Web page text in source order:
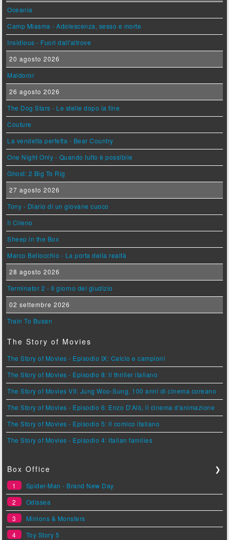
Oceania
Camp Miasma - Adolescenza, sesso e morte
Insidious - Fuori dall'altrove
20 agosto 2026
Maldoror
26 agosto 2026
The Dog Stars - Le stelle dopo la fine
Couture
La vendetta perfetta - Bear Country
One Night Only - Quando tutto è possibile
Ghost: 2 Big To Rig
27 agosto 2026
Tony - Diario di un giovane cuoco
Il Cileno
Sheep in the Box
Marco Bellocchio - La porta della realtà
28 agosto 2026
Terminator 2 - Il giorno del giudizio
02 settembre 2026
Train To Busan
The Story of Movies
The Story of Movies - Episodio IX: Calcio e campioni
The Story of Movies - Episodio 8: Il thriller italiano
The Story of Movies VII: Jung Woo-Sung, 100 anni di cinema coreano
The Story of Movies - Episodio 6: Enzo D'Alò, il cinema d'animazione
The Story of Movies - Episodio 5: Il comico italiano
The Story of Movies - Episodio 4: Italian families
Box Office ❯
1
Spider-Man - Brand New Day
2
Odissea
3
Minions & Monsters
4
Toy Story 5